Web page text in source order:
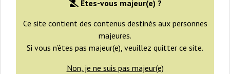
Êtes-vous majeur(e) ?
Ce site contient des contenus destinés aux personnes
majeures.
Si vous n’êtes pas majeur(e), veuillez quitter ce site.
Non, je ne suis pas majeur(e)